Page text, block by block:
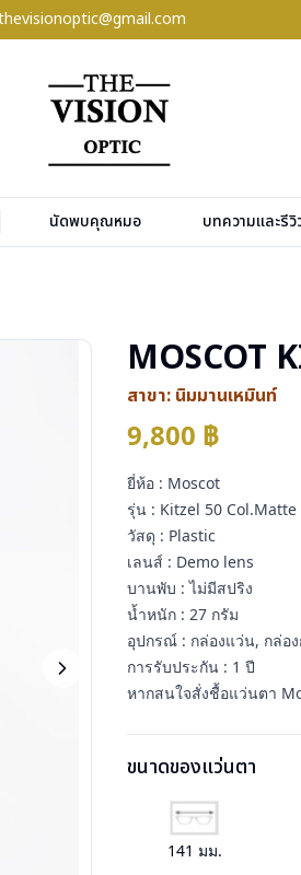
นัดพบคุณหมอ บทความและรีวิ
MOSCOT
สาขา: นิมมานเหมินท์
9,800 ฿
ยี่ห้อ : Moscot
รุ่น : Kitzel 50 Col.Matte
วัสดุ : Plastic
เลนส์ : Demo lens
บานพับ : ไม่มีสปริง
น้ำหนัก : 27 กรัม
อุปกรณ์ : กล่องแว่น, กล่อ
การรับประกัน : 1 ปี
หากสนใจสั่งชื้อแว่นตา
ขนาดของแว่นตา
141 มม.